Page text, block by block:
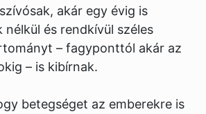
akár egy évig is
nélkül és rendkívül széles
– fagyponttól akár az
– is kibírnak.
betegséget az emberekre is